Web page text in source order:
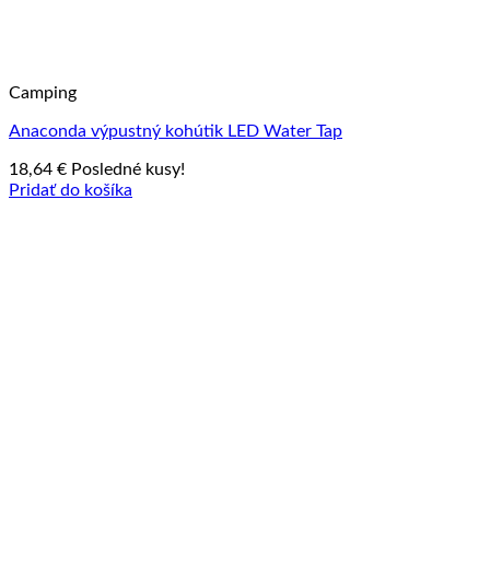
Camping
Anaconda výpustný kohútik LED Water Tap
18,64 € Posledné kusy!
Pridať do košíka